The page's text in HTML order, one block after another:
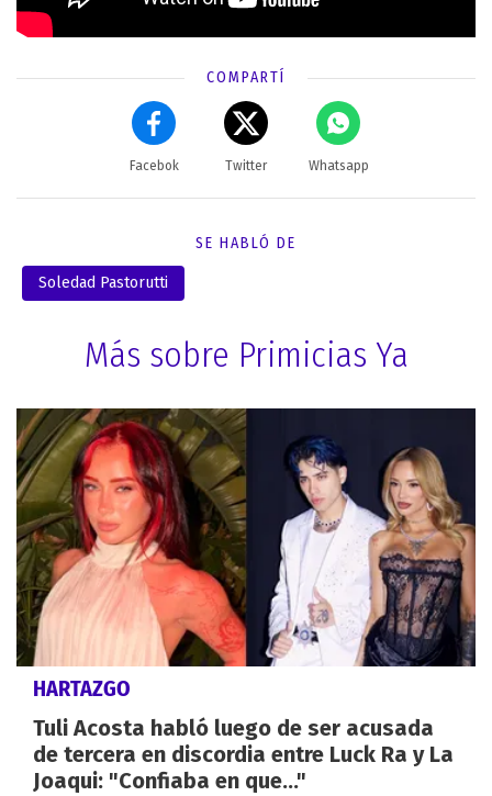
COMPARTÍ
Facebok Twitter Whatsapp
SE HABLÓ DE
Soledad Pastorutti
Más sobre Primicias Ya
HARTAZGO
Tuli Acosta habló luego de ser acusada
de tercera en discordia entre Luck Ra y La
Joaqui: "Confiaba en que..."